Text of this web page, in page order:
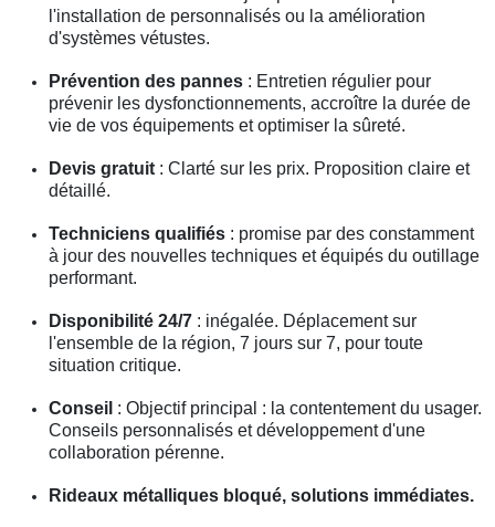
l'installation de personnalisés ou la amélioration
d'systèmes vétustes.
Prévention des pannes : Entretien régulier pour
prévenir les dysfonctionnements, accroître la durée de
vie de vos équipements et optimiser la sûreté.
Devis gratuit : Clarté sur les prix. Proposition claire et
détaillé.
Techniciens qualifiés : promise par des constamment
à jour des nouvelles techniques et équipés du outillage
performant.
Disponibilité 24/7 : inégalée. Déplacement sur
l'ensemble de la région, 7 jours sur 7, pour toute
situation critique.
Conseil : Objectif principal : la contentement du usager.
Conseils personnalisés et développement d'une
collaboration pérenne.
Rideaux métalliques bloqué, solutions immédiates.